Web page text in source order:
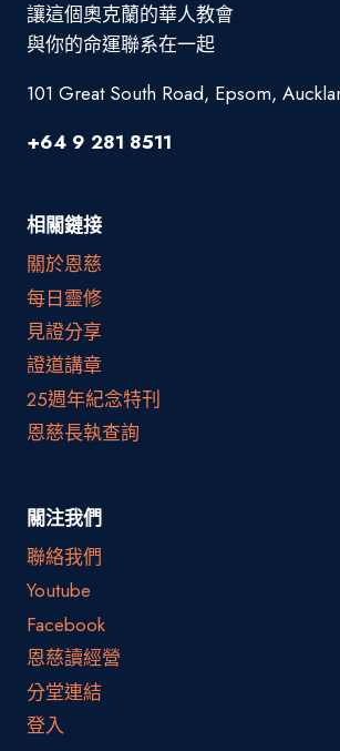
讓這個奧克蘭的華人教會
與你的命運聯系在一起
101 Great South Road, Epsom,
+64 9 281 8511
相關鏈接
關於恩慈
每日靈修
見證分享
證道講章
25週年紀念特刊
恩慈長執查詢
關注我們
聯絡我們
Youtube
Facebook
恩慈讀經營
分堂連結
登入